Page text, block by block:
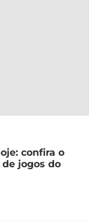
confira o
jogos do